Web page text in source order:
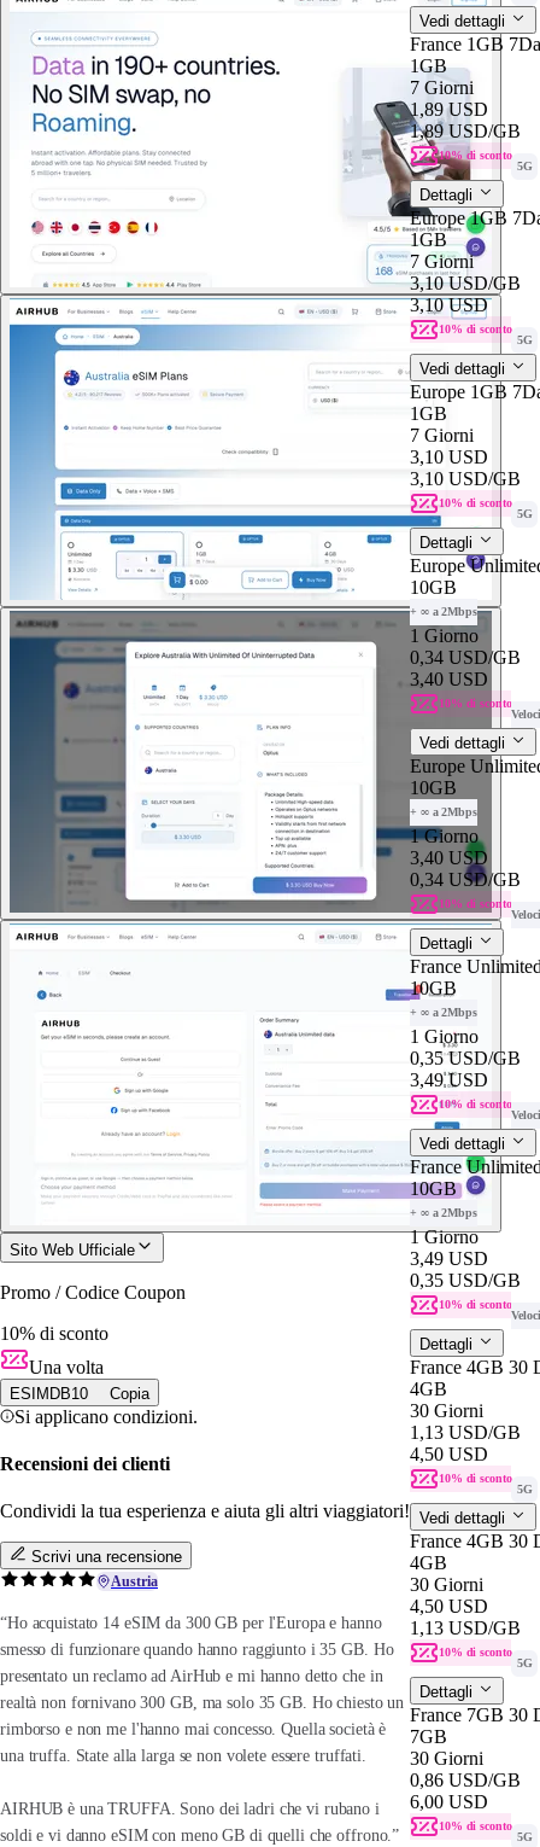
Sito Web Ufficiale
Promo / Codice Coupon
10% di sconto
Una volta
ESIMDB10 Copia
Si applicano condizioni.
Vedi dettagli
France 1GB
1GB
7 Giorni
1,89 USD
1,89 USD/GB
10% di sconto
5G
Dettagli
Europe 1GB
1GB
7 Giorni
3,10 USD/GB
3,10 USD
10% di sconto
5G
Vedi dettagli
Europe 1GB
1GB
7 Giorni
3,10 USD
3,10 USD/GB
10% di sconto
5G
Dettagli
Europe
10GB
+ ∞ a 2Mbps
1 Giorno
0,34 USD/GB
3,40 USD
10% di sconto
Vedi dettagli
Europe
10GB
+ ∞ a 2Mbps
1 Giorno
3,40 USD
0,34 USD/GB
10% di sconto
Dettagli
France
10GB
+ ∞ a 2Mbps
1 Giorno
0,35 USD/GB
3,49 USD
10% di sconto
Vedi dettagli
France
10GB
+ ∞ a 2Mbps
1 Giorno
3,49 USD
0,35 USD/GB
10% di sconto
Dettagli
France 4GB 30
4GB
30 Giorni
1,13 USD/GB
4,50 USD
10% di sconto
5G
Vedi dettagli
France 4GB 30
4GB
30 Giorni
4,50 USD
1,13 USD/GB
10% di sconto
5G
Dettagli
France 7GB 30
7GB
30 Giorni
0,86 USD/GB
6,00 USD
10% di sconto
5G
Recensioni dei clienti
Condividi la tua esperienza e aiuta gli altri viaggiatori!
Scrivi una recensione
Austria
“Ho acquistato 14 eSIM da 300 GB per l'Europa e hanno
smesso di funzionare quando hanno raggiunto i 35 GB. Ho
presentato un reclamo ad AirHub e mi hanno detto che in
realtà non fornivano 300 GB, ma solo 35 GB. Ho chiesto un
rimborso e non me l'hanno mai concesso. Quella società è
una truffa. State alla larga se non volete essere truffati.
AIRHUB è una TRUFFA. Sono dei ladri che vi rubano i
soldi e vi danno eSIM con meno GB di quelli che offrono.”